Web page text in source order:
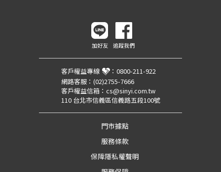
加好友 追蹤我們
客戶權益專線 ： 0800-211-922
網路客服： (02)2755-7666
客戶權益信箱： cs@sinyi.com.tw
110 台北市信義區信義路五段100號
門市據點
服務條款
保障隱私權聲明